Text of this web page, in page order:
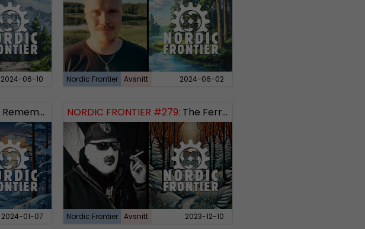
2024-06-10 Nordic Frontier Avsnitt 2024-06-02
Remembering 2023 and looking forward
2024-01-07
NORDIC FRONTIER #279: The Ferryman’s Toll
Nordic Frontier Avsnitt 2023-12-10